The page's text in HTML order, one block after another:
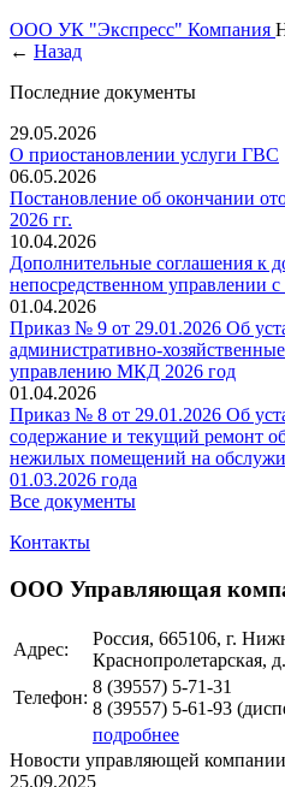
ООО УК "Экспресс" Компания
← Назад
Последние документы
29.05.2026
О приостановлении услуги ГВС
06.05.2026
Постановление об окончании
2026 гг.
10.04.2026
Дополнительные соглашения к
непосредственном управлении с
01.04.2026
Приказ № 9 от 29.01.2026 Об
административно-
управлению МКД 2026 год
01.04.2026
Приказ № 8 от 29.01.2026 Об
содержание и текущий ремонт
нежилых помещений на
01.03.2026 года
Все документы
Контакты
ООО Управляющая
Адрес:
Россия, 665106, г.
Краснопролетарская,
Телефон:
8 (39557) 5-71-31
8 (39557) 5-61-93
подробнее
Новости управляющей компании
25.09.2025